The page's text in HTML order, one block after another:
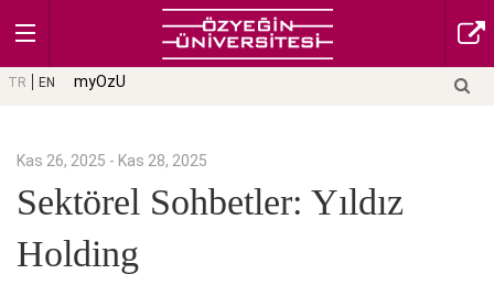
TR EN myOzU
Kas 26, 2025 - Kas 28, 2025
Sektörel Sohbetler: Yıldız
Holding